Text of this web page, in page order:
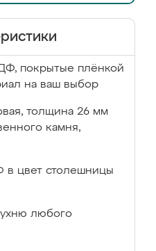
покрытые плёнкой
на ваш выбор
толщина 26 мм
камня,
в цвет столешницы
любого